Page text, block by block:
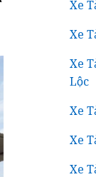
Xe
Xe
Xe
Lộc
Xe
Xe
Xe